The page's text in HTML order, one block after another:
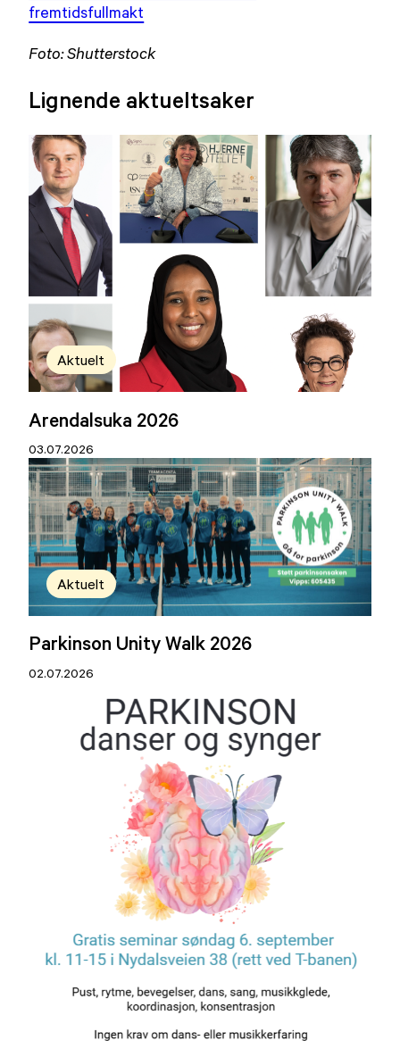
fremtidsfullmakt
Foto: Shutterstock
Lignende aktueltsaker
Aktuelt
Arendalsuka 2026
03.07.2026
Aktuelt
Parkinson Unity Walk 2026
02.07.2026